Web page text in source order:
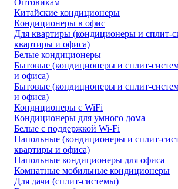
Оптовикам
Китайские кондиционеры
Кондиционеры в офис
Для квартиры (кондиционеры и сплит-
квартиры и офиса)
Белые кондиционеры
Бытовые (кондиционеры и сплит-
и офиса)
Бытовые (кондиционеры и сплит-
и офиса)
Кондиционеры с WiFi
Кондиционеры для умного дома
Белые с поддержкой Wi-Fi
Напольные (кондиционеры и сплит-
квартиры и офиса)
Напольные кондиционеры для офиса
Комнатные мобильные кондиционеры
Для дачи (сплит-системы)